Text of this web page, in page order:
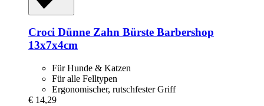
Croci Dünne Zahn Bürste Barbershop
13x7x4cm
Für Hunde & Katzen
Für alle Felltypen
Ergonomischer, rutschfester Griff
€ 14,29